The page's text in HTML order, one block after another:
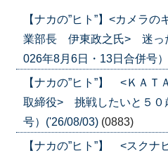
【ナカの”ヒト”】<カメラ
業部長 伊東政之氏> 迷っ
026年8月6日・13日合併号
【ナカの”ヒト”】 <ＫＡ
取締役> 挑戦したいと５０
号）('26/08/03) (0883)
【ナカの”ヒト”】 <スク